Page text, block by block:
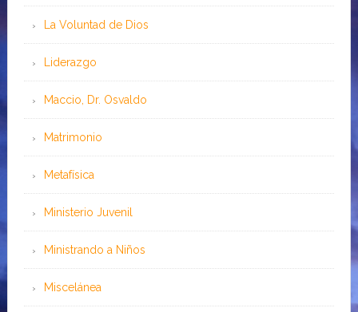
La Voluntad de Dios
Liderazgo
Maccio, Dr. Osvaldo
Matrimonio
Metafísica
Ministerio Juvenil
Ministrando a Niños
Miscelánea